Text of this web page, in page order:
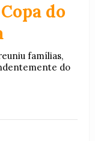
Justiça
do
famílias,
do